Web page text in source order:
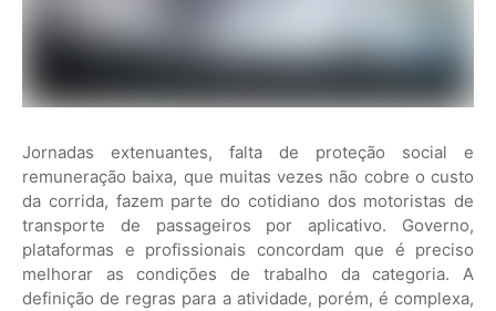
Jornadas extenuantes, falta de proteção social e
remuneração baixa, que muitas vezes não cobre o custo
da corrida, fazem parte do cotidiano dos motoristas de
transporte de passageiros por aplicativo. Governo,
plataformas e profissionais concordam que é preciso
melhorar as condições de trabalho da categoria. A
definição de regras para a atividade, porém, é complexa,